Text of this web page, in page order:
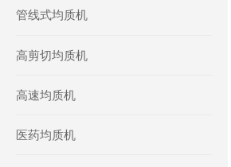
管线式均质机
高剪切均质机
高速均质机
医药均质机